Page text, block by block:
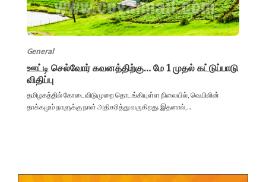
General
ஊட்டி செல்வோர் கவனத்திற்கு… மே 1 முதல் கட்டுப்பாடு
விதிப்பு
தமிழகத்தில் கோடைவிடுமுறை தொடங்கியுள்ள நிலையில், வெயிலின்
தாக்கமும் நாளுக்கு நாள் அதிகரித்து வருகிறது. இதனால்,...